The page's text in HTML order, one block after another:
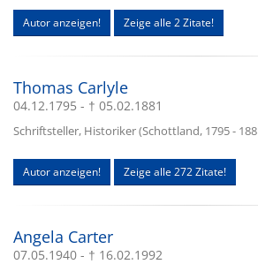
Autor anzeigen! Zeige alle 2 Zitate!
Thomas Carlyle
04.12.1795 - † 05.02.1881
Schriftsteller, Historiker (Schottland, 1795 - 188
Autor anzeigen! Zeige alle 272 Zitate!
Angela Carter
07.05.1940 - † 16.02.1992